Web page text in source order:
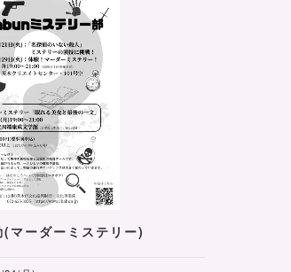
マーダーミステリー)